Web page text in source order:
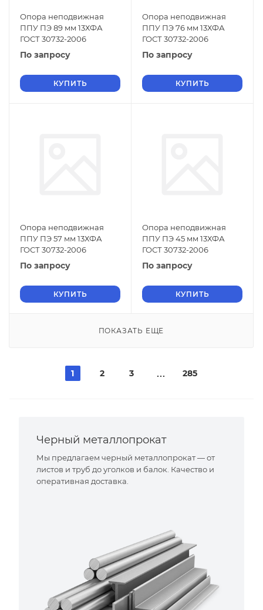
Опора неподвижная
ППУ ПЭ 89 мм 13ХФА
ГОСТ 30732-2006
По запросу
КУПИТЬ
Опора неподвижная
ППУ ПЭ 76 мм 13ХФА
ГОСТ 30732-2006
По запросу
КУПИТЬ
Опора неподвижная
ППУ ПЭ 57 мм 13ХФА
ГОСТ 30732-2006
По запросу
КУПИТЬ
Опора неподвижная
ППУ ПЭ 45 мм 13ХФА
ГОСТ 30732-2006
По запросу
КУПИТЬ
ПОКАЗАТЬ ЕЩЕ
1 2 3 285
Черный металлопрокат
Мы предлагаем черный металлопрокат — от
листов и труб до уголков и балок. Качество и
оперативная доставка.